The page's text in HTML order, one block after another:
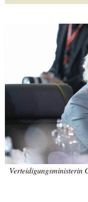
Verteidigungsministerin